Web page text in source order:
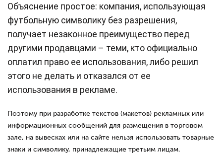
Объяснение простое: компания, использующая
футбольную символику без разрешения,
получает незаконное преимущество перед
другими продавцами – теми, кто официально
оплатил право ее использования, либо решил
этого не делать и отказался от ее
использования в рекламе.
Поэтому при разработке текстов (макетов) рекламных или
информационных сообщений для размещения в торговом
зале, на вывесках или на сайте нельзя использовать товарные
знаки и символику, принадлежащие третьим лицам.